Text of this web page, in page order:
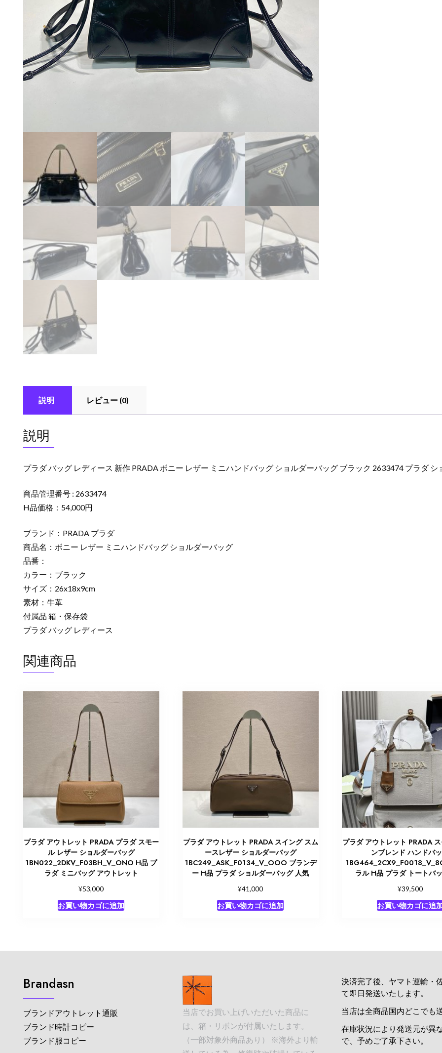
ー
デ
説明 レビュー (0)
説明
プラダ バッグ レディース 新作 PRADA ボニー レザー ミニハンドバッグ ショルダーバッグ ブラック 2633474 プラダ
商品管理番号 : 2633474
H品価格：54,000円
ブランド：PRADA プラダ
商品名：ボニー レザー ミニハンドバッグ ショルダーバッグ
品番：
カラー：ブラック
サイズ：26x18x9cm
素材：牛革
付属品 箱・保存袋
プラダ バッグ レディース
関連商品
プラダ アウトレット PRADA プラダ スモー
ル レザー ショルダーバッグ
1BN022_2DKV_F03BH_V_ONO H品 プ
ラダ ミニバッグ アウトレット
¥53,000
お買い物カゴに追加
プラダ アウトレット PRADA スイング スム
ースレザー ショルダーバッグ
1BC249_ASK_F0134_V_OOO ブランデ
ー H品 プラダ ショルダーバッグ 人気
¥41,000
お買い物カゴに追加
プラダ アウトレット PRADA
ンブレンド ハンドバ
ラル H品 プラダ トートバ
¥39,500
お買い物カゴに追
Brandasn
ブランドアウトレット通販
ブランド時計コピー
ブランド服コピー
当店でお買い上げいただいた商品に
は、箱・リボンが付属いたします。
（一部対象外商品あり） ※海外より輸
決済完了後、ヤマト運輸・
て即日発送いたします。
当店は全商品国内どこでも
在庫状況により発送元が異
で、予めご了承下さい。